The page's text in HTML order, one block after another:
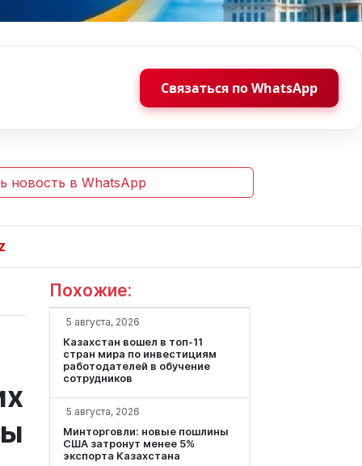
Связаться по WhatsApp
новость в WhatsApp
Похожие:
5 августа, 2026
Казахстан вошел в топ-11
стран мира по инвестициям
работодателей в обучение
сотрудников
5 августа, 2026
Минторговли: новые пошлины
США затронут менее 5%
экспорта Казахстана